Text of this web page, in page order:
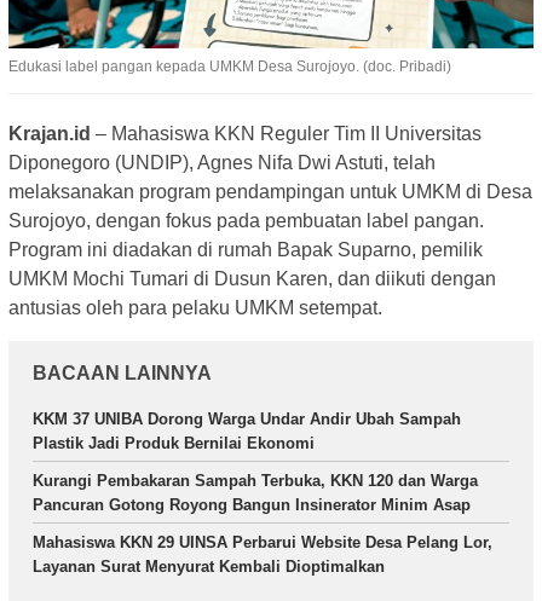
Edukasi label pangan kepada UMKM Desa Surojoyo. (doc. Pribadi)
Krajan.id – Mahasiswa KKN Reguler Tim II Universitas
Diponegoro (UNDIP), Agnes Nifa Dwi Astuti, telah
melaksanakan program pendampingan untuk UMKM di Desa
Surojoyo, dengan fokus pada pembuatan label pangan.
Program ini diadakan di rumah Bapak Suparno, pemilik
UMKM Mochi Tumari di Dusun Karen, dan diikuti dengan
antusias oleh para pelaku UMKM setempat.
BACAAN LAINNYA
KKM 37 UNIBA Dorong Warga Undar Andir Ubah Sampah
Plastik Jadi Produk Bernilai Ekonomi
Kurangi Pembakaran Sampah Terbuka, KKN 120 dan Warga
Pancuran Gotong Royong Bangun Insinerator Minim Asap
Mahasiswa KKN 29 UINSA Perbarui Website Desa Pelang Lor,
Layanan Surat Menyurat Kembali Dioptimalkan